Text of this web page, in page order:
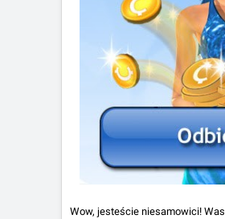
Wow, jesteście niesamowici!